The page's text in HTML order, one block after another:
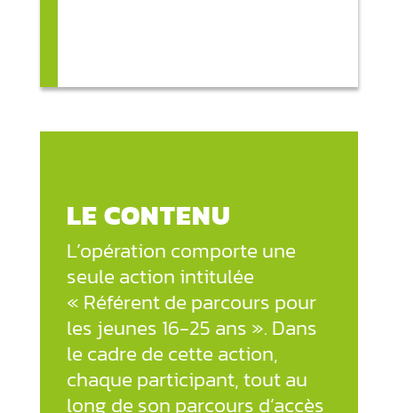
LE CONTENU
L’opération comporte une
seule action intitulée
« Référent de parcours pour
les jeunes 16-25 ans ». Dans
le cadre de cette action,
chaque participant, tout au
long de son parcours d’accès